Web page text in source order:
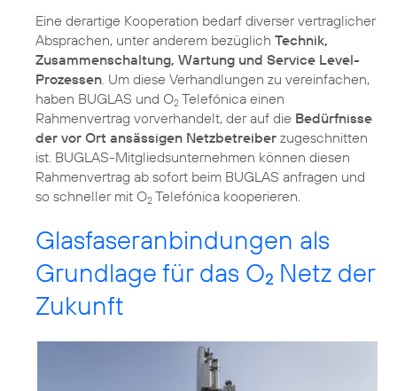
Eine derartige Kooperation bedarf diverser vertraglicher
Absprachen, unter anderem bezüglich Technik,
Zusammenschaltung, Wartung und Service Level-
Prozessen . Um diese Verhandlungen zu vereinfachen,
haben BUGLAS und O2 Telefónica einen
Rahmenvertrag vorverhandelt, der auf die Bedürfnisse
der vor Ort ansässigen Netzbetreiber zugeschnitten
ist. BUGLAS-Mitgliedsunternehmen können diesen
Rahmenvertrag ab sofort beim BUGLAS anfragen und
so schneller mit O2 Telefónica kooperieren.
Glasfaseranbindungen als
Grundlage für das O2 Netz der
Zukunft